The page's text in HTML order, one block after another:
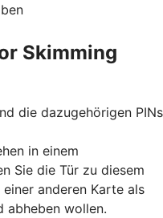
Skimming
die dazugehörigen PINs
in einem
Sie die Tür zu diesem
anderen Karte als
abheben wollen.